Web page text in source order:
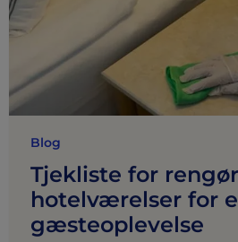
Blog
Tjekliste for
hotelværelser for
gæsteoplevelse